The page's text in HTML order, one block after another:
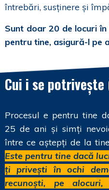
întrebări, susținere și
Sunt doar 20 de locuri în
pentru tine, asigură-l pe
Cui i se
Procesul e pentru tine
25 de ani și simți
între ce aștepți de la
Este pentru tine dacă
ți privești în ochi
recunoști, pe alocuri,